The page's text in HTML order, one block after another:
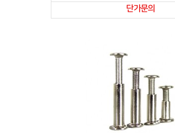
단가문의